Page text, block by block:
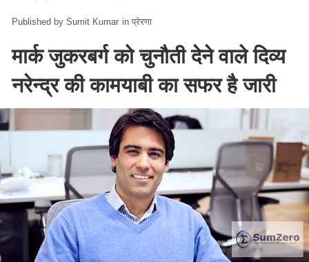
Sumit Kumar in प्रेरणा
मार्क जुकरबर्ग को चुनौती देने वाले दिव्य
नरेन्द्र की कामयाबी का सफर है जारी